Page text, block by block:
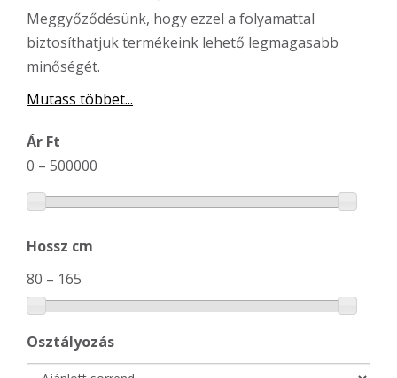
Meggyőződésünk, hogy ezzel a folyamattal
biztosíthatjuk termékeink lehető legmagasabb
minőségét.
Mutass többet...
Ár Ft
0 – 500000
Hossz cm
80 – 165
Osztályozás